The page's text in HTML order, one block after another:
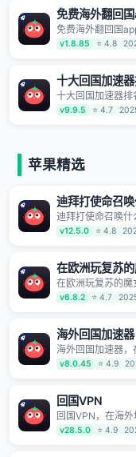
免费海外翻回
免费海外翻回国
业回国加速器，帮
爱奇艺等，加速国
明日方舟、战双帕
内各种服务,回国
港澳台地区用户
务，可以在海外或
等主流网站应用解
有上百万用户，用
v1.8.85 ⭐ 4.8
十大回国加速
十大回国加速器排
不卡，高清秒开.
应用访问速度 ; 独
v9.9.5 ⭐ 4.7
苹果精选
迪拜打使命召
迪拜打使命召唤
1100万海外华人
iOS Windows
讯视频、爱奇艺、
追剧!
v12.5.0 ⭐ 4.8
在欧洲玩复苏
在欧洲玩复苏的
路 自有高速中转
应用内直达视频
确保数据不泄露
v6.8.2 ⭐ 4.7
海外回国加速器
海外回国加速器，
区版权限制/网络
哩哔哩专用回国
7*24小时服务。
v8.0.45 ⭐ 4.9
回国VPN
回国VPN，在海
限制/网络IP屏蔽,
专用回国VPN,可
v28.5.0 ⭐ 4.9